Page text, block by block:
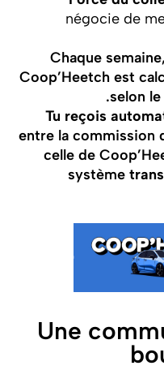
négocie de
Chaque
Coop’Heetch est
selon
Tu reçois
entre la commission
celle de
système
Une